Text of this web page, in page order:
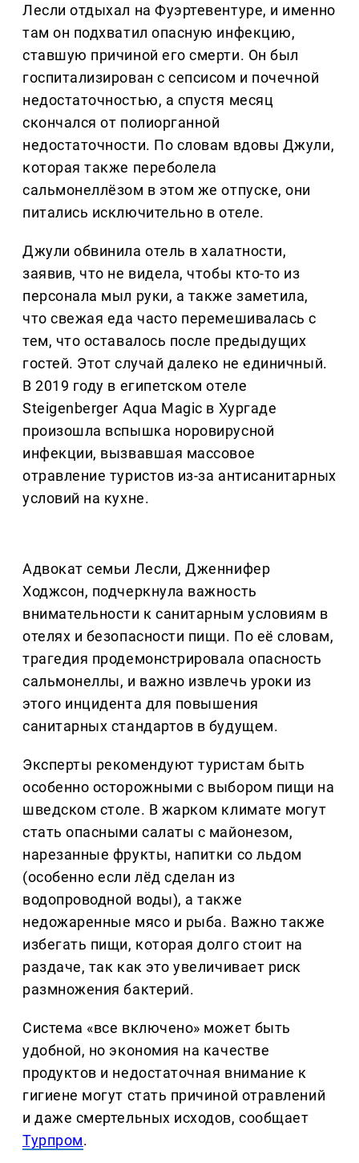
Лесли отдыхал на Фуэртевентуре, и именно
там он подхватил опасную инфекцию,
ставшую причиной его смерти. Он был
госпитализирован с сепсисом и почечной
недостаточностью, а спустя месяц
скончался от полиорганной
недостаточности. По словам вдовы Джули,
которая также переболела
сальмонеллёзом в этом же отпуске, они
питались исключительно в отеле.
Джули обвинила отель в халатности,
заявив, что не видела, чтобы кто-то из
персонала мыл руки, а также заметила,
что свежая еда часто перемешивалась с
тем, что оставалось после предыдущих
гостей. Этот случай далеко не единичный.
В 2019 году в египетском отеле
Steigenberger Aqua Magic в Хургаде
произошла вспышка норовирусной
инфекции, вызвавшая массовое
отравление туристов из-за антисанитарных
условий на кухне.
Адвокат семьи Лесли, Дженнифер
Ходжсон, подчеркнула важность
внимательности к санитарным условиям в
отелях и безопасности пищи. По её словам,
трагедия продемонстрировала опасность
сальмонеллы, и важно извлечь уроки из
этого инцидента для повышения
санитарных стандартов в будущем.
Эксперты рекомендуют туристам быть
особенно осторожными с выбором пищи на
шведском столе. В жарком климате могут
стать опасными салаты с майонезом,
нарезанные фрукты, напитки со льдом
(особенно если лёд сделан из
водопроводной воды), а также
недожаренные мясо и рыба. Важно также
избегать пищи, которая долго стоит на
раздаче, так как это увеличивает риск
размножения бактерий.
Система «все включено» может быть
удобной, но экономия на качестве
продуктов и недостаточная внимание к
гигиене могут стать причиной отравлений
и даже смертельных исходов, сообщает
Турпром.